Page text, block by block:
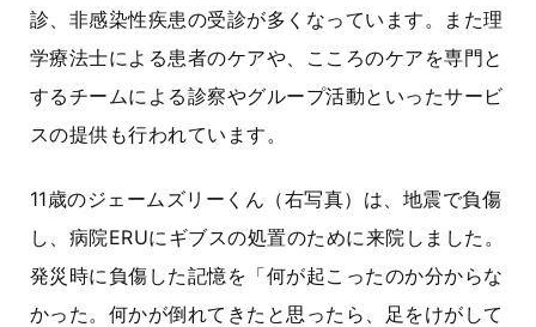
診、非感染性疾患の受診が多くなっています。また理
学療法士による患者のケアや、こころのケアを専門と
するチームによる診察やグループ活動といったサービ
スの提供も行われています。
11歳のジェームズリーくん（右写真）は、地震で負傷
し、病院ERUにギブスの処置のために来院しました。
発災時に負傷した記憶を「何が起こったのか分からな
かった。何かが倒れてきたと思ったら、足をけがして